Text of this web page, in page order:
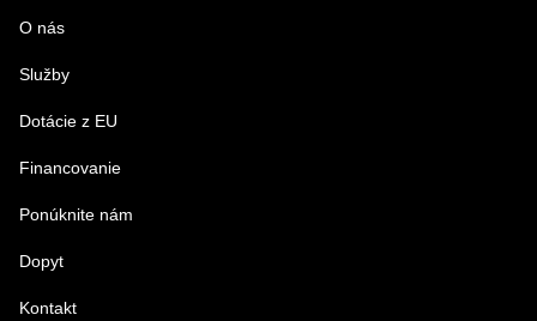
VÁŠ E-MAIL
VAŠA OTÁZKA K PRODUKTU
O nás
Služby
Dotácie z EU
Financovanie
Ponúknite nám
Dopyt
Kontakt